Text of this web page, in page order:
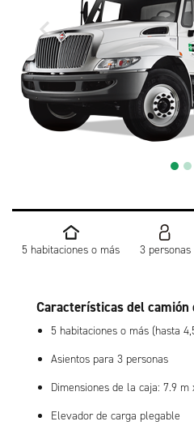
5 habitaciones o más 3 personas
Características del camión
5 habitaciones o más (hasta
Asientos para 3 personas
Dimensiones de la caja: 7.9
Elevador de carga plegable